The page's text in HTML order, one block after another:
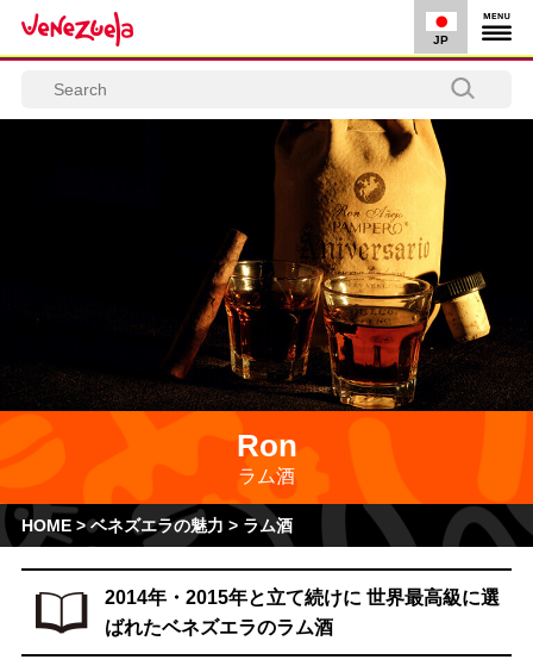
Ron
ラム酒
JP
HOME>ベネズエラの魅力 > ラム酒
2014年・2015年と立て続けに 世界最高級に選
ばれたベネズエラのラム酒